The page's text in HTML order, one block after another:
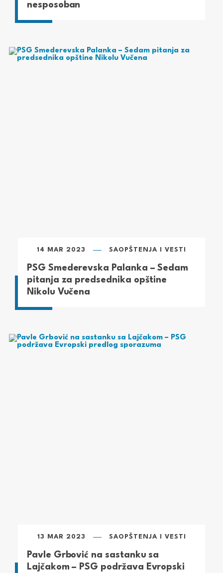
nesposoban
14 MAR 2023 SAOPŠTENJA I VESTI
PSG Smederevska Palanka – Sedam
pitanja za predsednika opštine
Nikolu Vučena
13 MAR 2023 SAOPŠTENJA I VESTI
Pavle Grbović na sastanku sa
Lajčakom – PSG podržava Evropski